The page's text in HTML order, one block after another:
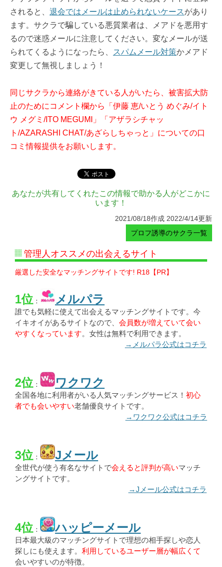
されると、 退会ではメールは止められないケースがあり
ます。サクラで騙している悪質業者は、メアドを悪用す
るので迷惑メールに注意してください。変なメールが送
られてくるようになったら、
スパムメール対策かメアド
変更して無視しましょう！
同じサクラから連絡がきている人がいたら、被害拡大防
止のためにコメント欄から「伊藤 恵/いとう めぐみ/イト
ウ メグミ/ITO MEGUMI」「アザラシチャッ
ト/AZARASHI CHAT/あざらしちゃっと」についての口
コミ情報提供をお願いします。
あなたが共有してくれたこの情報で助かる人がどこかに
います！
2021/08/18作成 2022/4/14更新
プロフ誘導のサクラ一覧
管理人オススメの出会えるサイト
厳選した安全なマッチングサイトです! R18【PR】
1位 ： メルパラ
誰でも気軽に使えて出会えるマッチングサイトです。今
イキオイがあるサイトなので、 会員数が増えていて会い
やすくなっています。女性は無料で利用できます。
→メルパラ公式はコチラ
2位 ： ワクワク
全国各地に利用者がいる人気マッチングサービス！ 初心
者でも会いやすい老舗優良サイトです。
→ワクワク公式はコチラ
3位 ： Jメール
全世代が使う有名なサイトで会えると評判が高いマッチ
ングサイトです。
→Jメール公式はコチラ
4位 ： ハッピーメール
日本最大級のマッチングサイトで理想の相手探しや恋人
探しにも使えます。 利用しているユーザー層が幅広くて
会いやすいのが特徴。